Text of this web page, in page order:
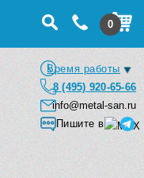
0
Время работы
8 (495) 920-65-66
info@metal-san.ru
Пишите в